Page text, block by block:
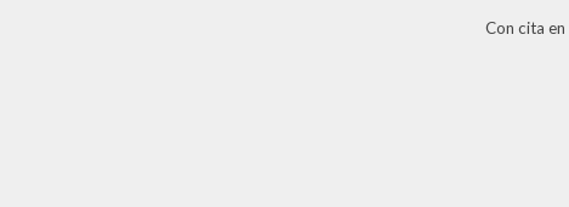
Con cita